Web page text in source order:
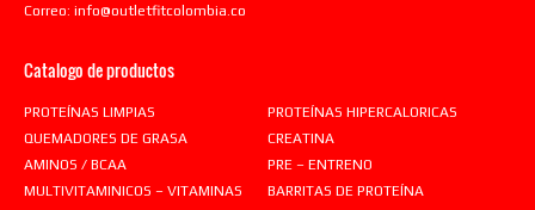
Correo: info@outletfitcolombia.co
Catalogo de productos
PROTEÍNAS LIMPIAS
PROTEÍNAS HIPERCALORICAS
QUEMADORES DE GRASA
CREATINA
AMINOS / BCAA
PRE – ENTRENO
MULTIVITAMINICOS – VITAMINAS
BARRITAS DE PROTEÍNA